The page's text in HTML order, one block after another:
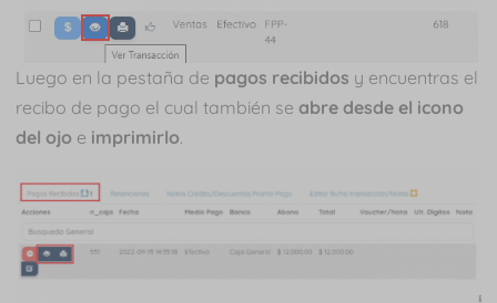
Luego en la pestaña de pagos recibidos y encuentras el
recibo de pago el cual también se abre desde el icono
del ojo e imprimirlo.